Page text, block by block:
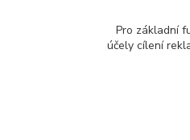
Pro základní
účely cílení